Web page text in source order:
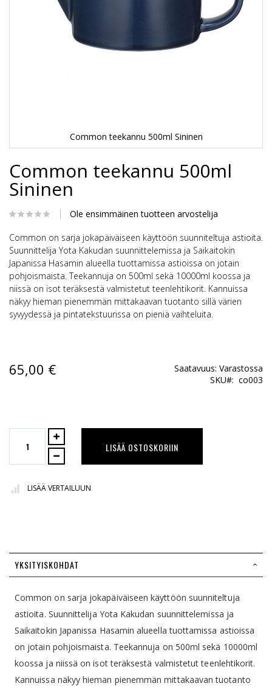
Common teekannu 500ml Sininen
to
the
beginning
of
the
images
Common teekannu 500ml
Sininen
Ole ensimmäinen tuotteen arvostelija
Common on sarja jokapäiväiseen käyttöön suunniteltuja astioita.
Suunnittelija Yota Kakudan suunnittelemissa ja Saikaitokin
Japanissa Hasamin alueella tuottamissa astioissa on jotain
pohjoismaista. Teekannuja on 500ml sekä 10000ml koossa ja
niissä on isot teräksestä valmistetut teenlehtikorit. Kannuissa
näkyy hieman pienemmän mittakaavan tuotanto sillä värien
syvyydessä ja pintatekstuurissa on pieniä vaihteluita.
65,00 € Saatavuus: Varastossa
SKU
co003
LISÄÄ OSTOSKORIIN
LISÄÄ VERTAILUUN
YKSITYISKOHDAT
Common on sarja jokapäiväiseen käyttöön suunniteltuja
astioita. Suunnittelija Yota Kakudan suunnittelemissa ja
Saikaitokin Japanissa Hasamin alueella tuottamissa astioissa
on jotain pohjoismaista. Teekannuja on 500ml sekä 10000ml
koossa ja niissä on isot teräksestä valmistetut teenlehtikorit.
Kannuissa näkyy hieman pienemmän mittakaavan tuotanto